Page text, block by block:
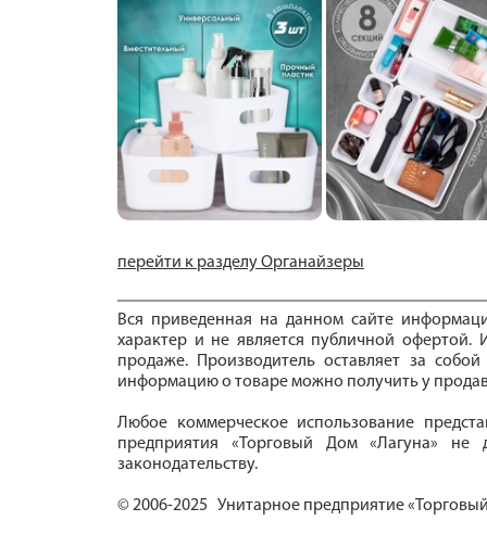
перейти к разделу Органайзеры
Вся приведенная на данном сайте
характер и не является публичной офертой.
продаже. Производитель оставляет за
информацию о товаре можно получить у
Любое коммерческое использование
предприятия «Торговый Дом «Лагуна» не
законодательству.
© 2006-2025 Унитарное предприятие